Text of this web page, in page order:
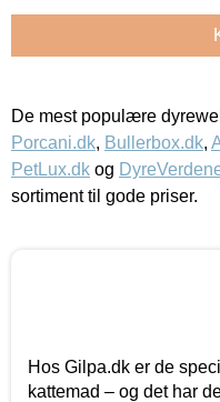
De mest populære
Porcani.dk, Bullerbox.dk,
PetLux.dk og
sortiment til gode priser.
Hos Gilpa.dk er de
kattemad – og det har